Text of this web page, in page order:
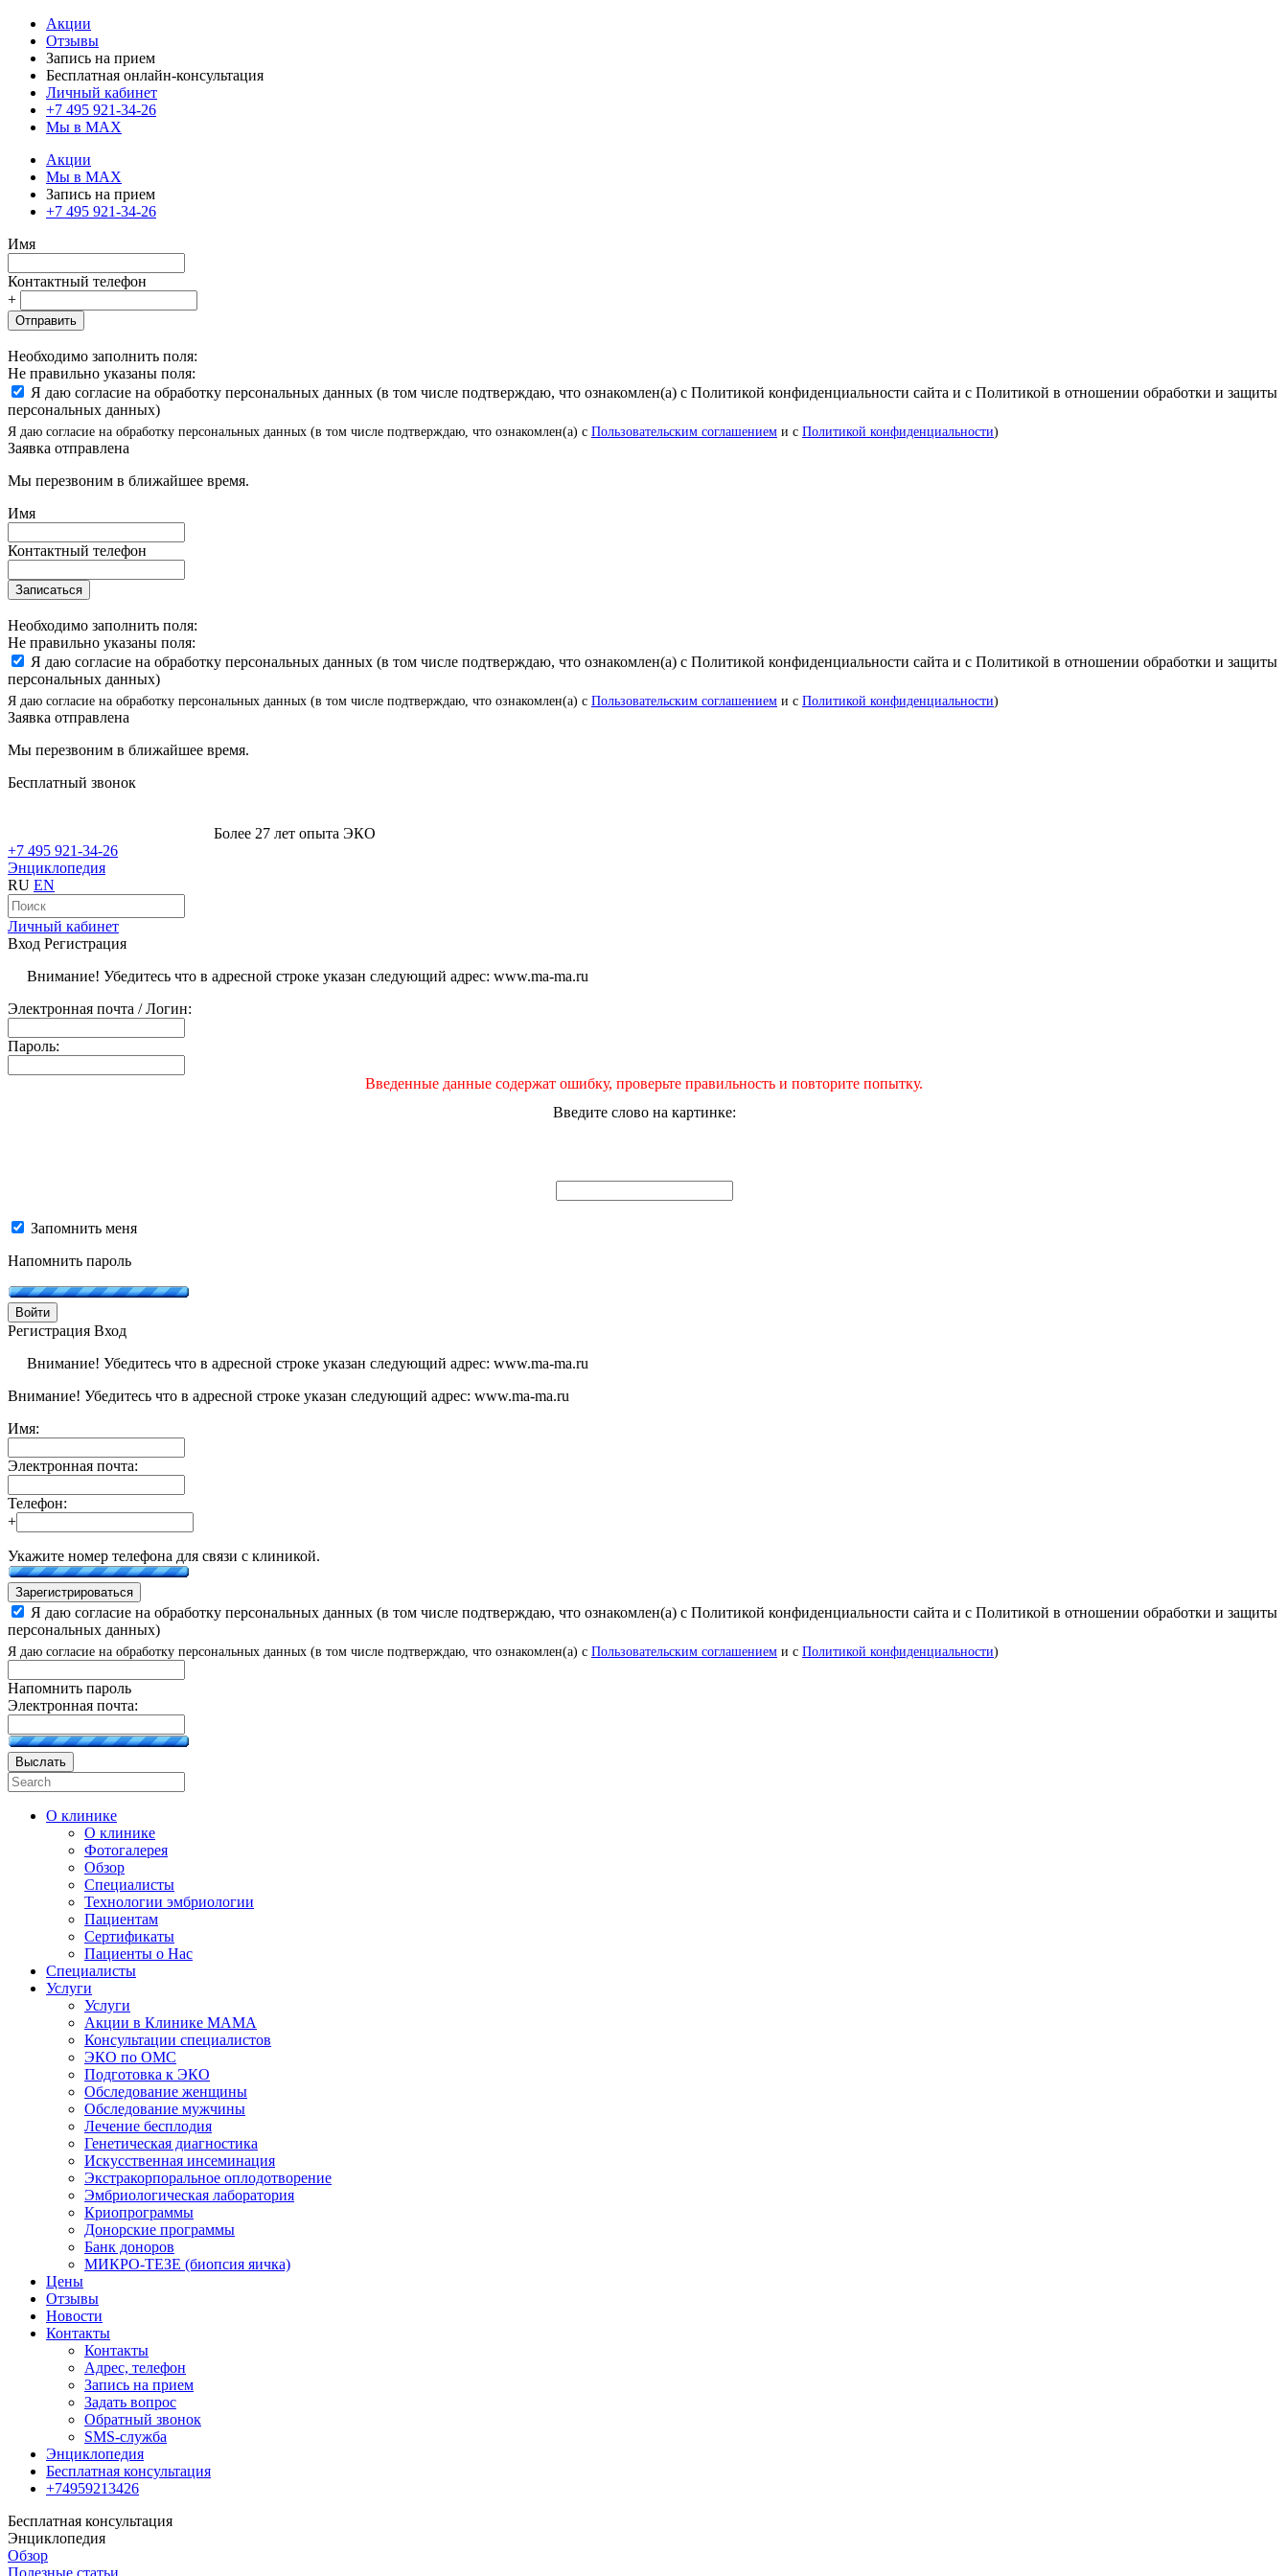
Акции
Отзывы
Запись на прием
Бесплатная онлайн-консультация
Личный кабинет
+7 495 921-34-26
Мы в MAX
Акции
Мы в MAX
Запись на прием
+7 495 921-34-26
Имя
Контактный телефон
+
Отправить
Необходимо заполнить поля:
Не правильно указаны поля:
Я даю согласие на обработку персональных данных (в том числе подтверждаю, что ознакомлен(а) с Политикой конфиденциальности сайта и с Политикой в отношении обработки и защиты
персональных данных)
Я даю согласие на обработку персональных данных (в том числе подтверждаю, что ознакомлен(а) с Пользовательским соглашением и с Политикой конфиденциальности)
Заявка отправлена
Мы перезвоним в ближайшее время.
Имя
Контактный телефон
Записаться
Необходимо заполнить поля:
Не правильно указаны поля:
Я даю согласие на обработку персональных данных (в том числе подтверждаю, что ознакомлен(а) с Политикой конфиденциальности сайта и с Политикой в отношении обработки и защиты
персональных данных)
Я даю согласие на обработку персональных данных (в том числе подтверждаю, что ознакомлен(а) с Пользовательским соглашением и с Политикой конфиденциальности)
Заявка отправлена
Мы перезвоним в ближайшее время.
Бесплатный звонок
Более 27 лет опыта ЭКО
+7 495 921-34-26
Энциклопедия
RU EN
Личный кабинет
Вход Регистрация
Внимание! Убедитесь что в адресной строке указан следующий адрес: www.ma-ma.ru
Электронная почта / Логин:
Пароль:
Введенные данные содержат ошибку, проверьте правильность и повторите попытку.
Введите слово на картинке:
Запомнить меня
Напомнить пароль
Войти
Регистрация Вход
Внимание! Убедитесь что в адресной строке указан следующий адрес: www.ma-ma.ru
Внимание! Убедитесь что в адресной строке указан следующий адрес: www.ma-ma.ru
Имя:
Электронная почта:
Телефон:
+
Укажите номер телефона для связи с клиникой.
Зарегистрироваться
Я даю согласие на обработку персональных данных (в том числе подтверждаю, что ознакомлен(а) с Политикой конфиденциальности сайта и с Политикой в отношении обработки и защиты
персональных данных)
Я даю согласие на обработку персональных данных (в том числе подтверждаю, что ознакомлен(а) с Пользовательским соглашением и с Политикой конфиденциальности)
Напомнить пароль
Электронная почта:
Выслать
О клинике
О клинике
Фотогалерея
Обзор
Специалисты
Технологии эмбриологии
Пациентам
Сертификаты
Пациенты о Нас
Специалисты
Услуги
Услуги
Акции в Клинике МАМА
Консультации специалистов
ЭКО по ОМС
Подготовка к ЭКО
Обследование женщины
Обследование мужчины
Лечение бесплодия
Генетическая диагностика
Искусственная инсеминация
Экстракорпоральное оплодотворение
Эмбриологическая лаборатория
Криопрограммы
Донорские программы
Банк доноров
МИКРО-ТЕЗЕ (биопсия яичка)
Цены
Отзывы
Новости
Контакты
Контакты
Адрес, телефон
Запись на прием
Задать вопрос
Обратный звонок
SMS-служба
Энциклопедия
Бесплатная консультация
+74959213426
Бесплатная консультация
Энциклопедия
Обзор
Полезные статьи